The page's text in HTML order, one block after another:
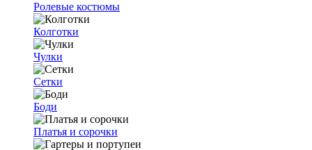
Ролевые костюмы
Колготки
Чулки
Сетки
Боди
Платья и сорочки